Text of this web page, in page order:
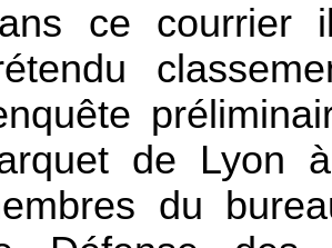
ce courrier
de Lyon
du